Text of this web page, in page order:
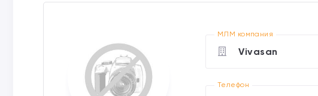
МЛМ компания
Vivasan
Телефон